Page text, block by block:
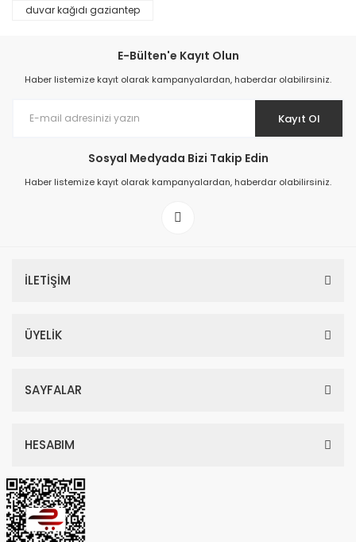
Prime ArtDECO Duvar Kağıdı Tutkalı 500 gr
199,00 TL
duvar kağıdı gaziantep
E-Bülten'e Kayıt Olun
Haber listemize kayıt olarak kampanyalardan, haberdar olabilirsiniz.
Kayıt Ol
Sosyal Medyada Bizi Takip Edin
Haber listemize kayıt olarak kampanyalardan, haberdar olabilirsiniz.
İLETİŞİM
ÜYELİK
SAYFALAR
HESABIM